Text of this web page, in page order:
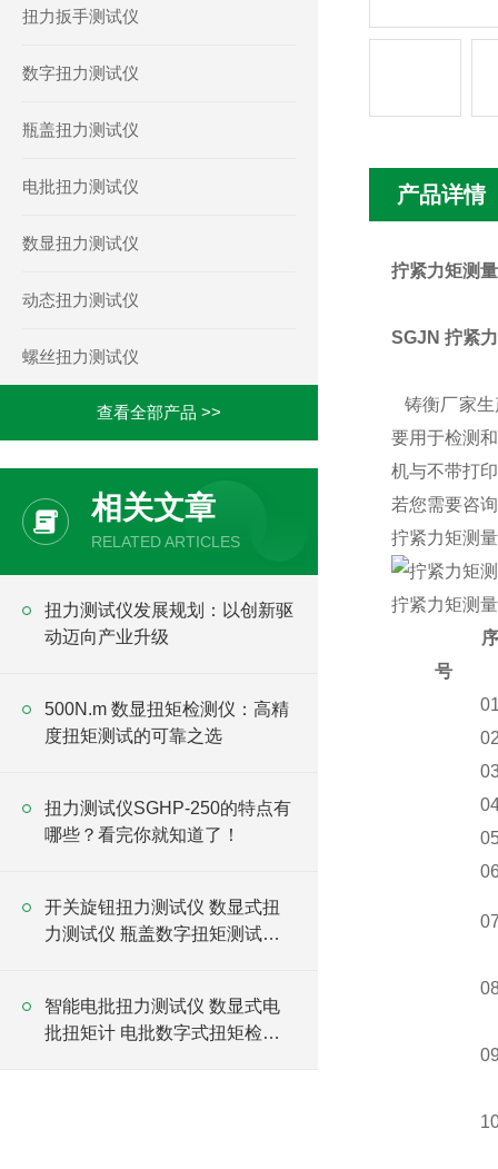
扭力扳手测试仪
数字扭力测试仪
瓶盖扭力测试仪
电批扭力测试仪
数显扭力测试仪
动态扭力测试仪
螺丝扭力测试仪
查看全部产品 >>
相关文章
RELATED ARTICLES
​扭力测试仪发展规划：以创新驱
动迈向产业升级
500N.m 数显扭矩检测仪：高精
度扭矩测试的可靠之选
扭力测试仪SGHP-250的特点有
哪些？看完你就知道了！
开关旋钮扭力测试仪 数显式扭
力测试仪 瓶盖数字扭矩测试仪
智能电批扭力测试仪 数显式电
批扭矩计 电批数字式扭矩检测
产品详情
拧紧力矩测
SGJN 拧紧
铸衡厂家生
要用于检测
机与不带打
若您需要咨
拧紧力矩测
拧紧力矩测
序
号